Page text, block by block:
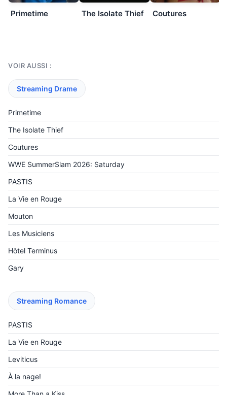
Primetime The Isolate Thief Coutures
VOIR AUSSI :
Streaming Drame
Primetime
The Isolate Thief
Coutures
WWE SummerSlam 2026: Saturday
PASTIS
La Vie en Rouge
Mouton
Les Musiciens
Hôtel Terminus
Gary
Streaming Romance
PASTIS
La Vie en Rouge
Leviticus
À la nage!